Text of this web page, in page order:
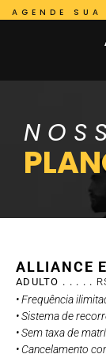
AGENDE
ALLIANCE
ADULTO . . . . .
• Frequência
• Sistema de
• Sem taxa de
• Cancelamento